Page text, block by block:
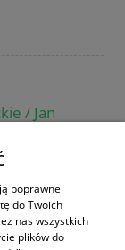
/ Jan
do koszyka
poprawne
do Twoich
nas wszystkich
plików do